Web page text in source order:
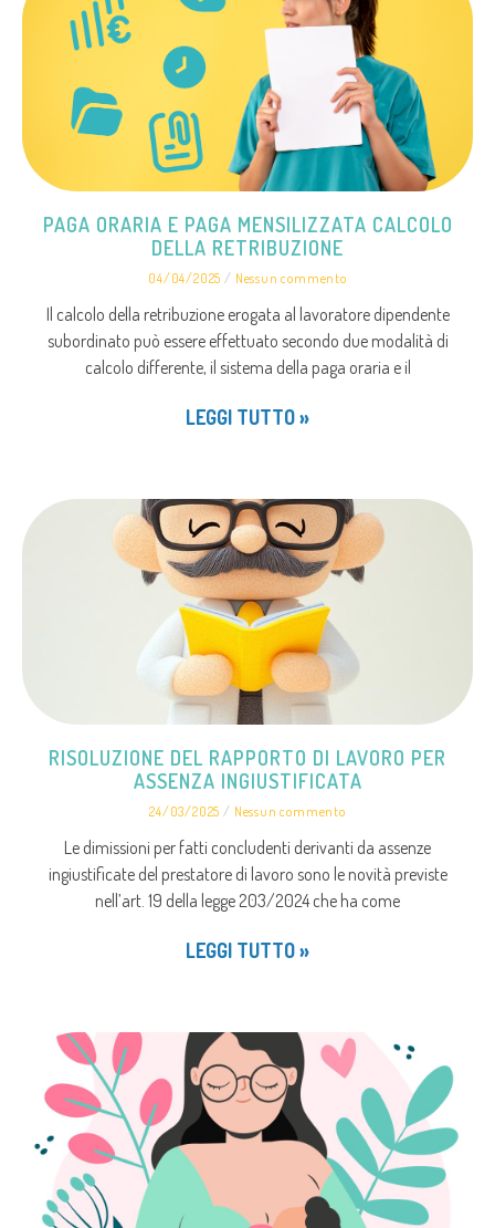
PAGA ORARIA E PAGA MENSILIZZATA CALCOLO
DELLA RETRIBUZIONE
04/04/2025 Nessun commento
Il calcolo della retribuzione erogata al lavoratore dipendente
subordinato può essere effettuato secondo due modalità di
calcolo differente, il sistema della paga oraria e il
LEGGI TUTTO »
RISOLUZIONE DEL RAPPORTO DI LAVORO PER
ASSENZA INGIUSTIFICATA
24/03/2025 Nessun commento
Le dimissioni per fatti concludenti derivanti da assenze
ingiustificate del prestatore di lavoro sono le novità previste
nell’art. 19 della legge 203/2024 che ha come
LEGGI TUTTO »